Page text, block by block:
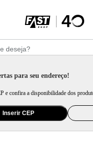
para seu endereço!
e confira a disponibilidade dos
Inserir CEP
/ Brinquedo Eletrônico e Instrumento Musical